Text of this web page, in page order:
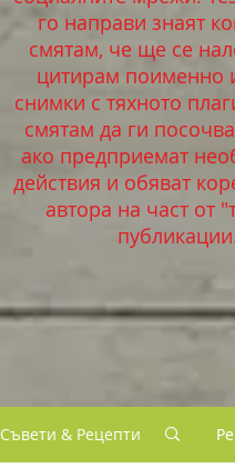
го направи знаят
смятам, че ще се
цитирам поименно
снимки с тяхното
смятам да ги
ако предприемат
действия и обяват
автора на част от
Съвети & Рецепти